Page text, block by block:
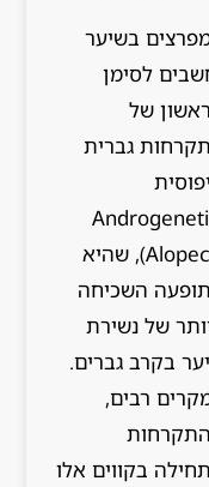
בשיער
לסימן
של
גברית
Alopecia), שהיא
השכיחה
של נשירת
בקרב גברים.
רבים,
בקווים אלו